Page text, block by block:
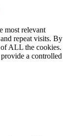
most relevant
repeat visits. By
ALL the cookies.
a controlled